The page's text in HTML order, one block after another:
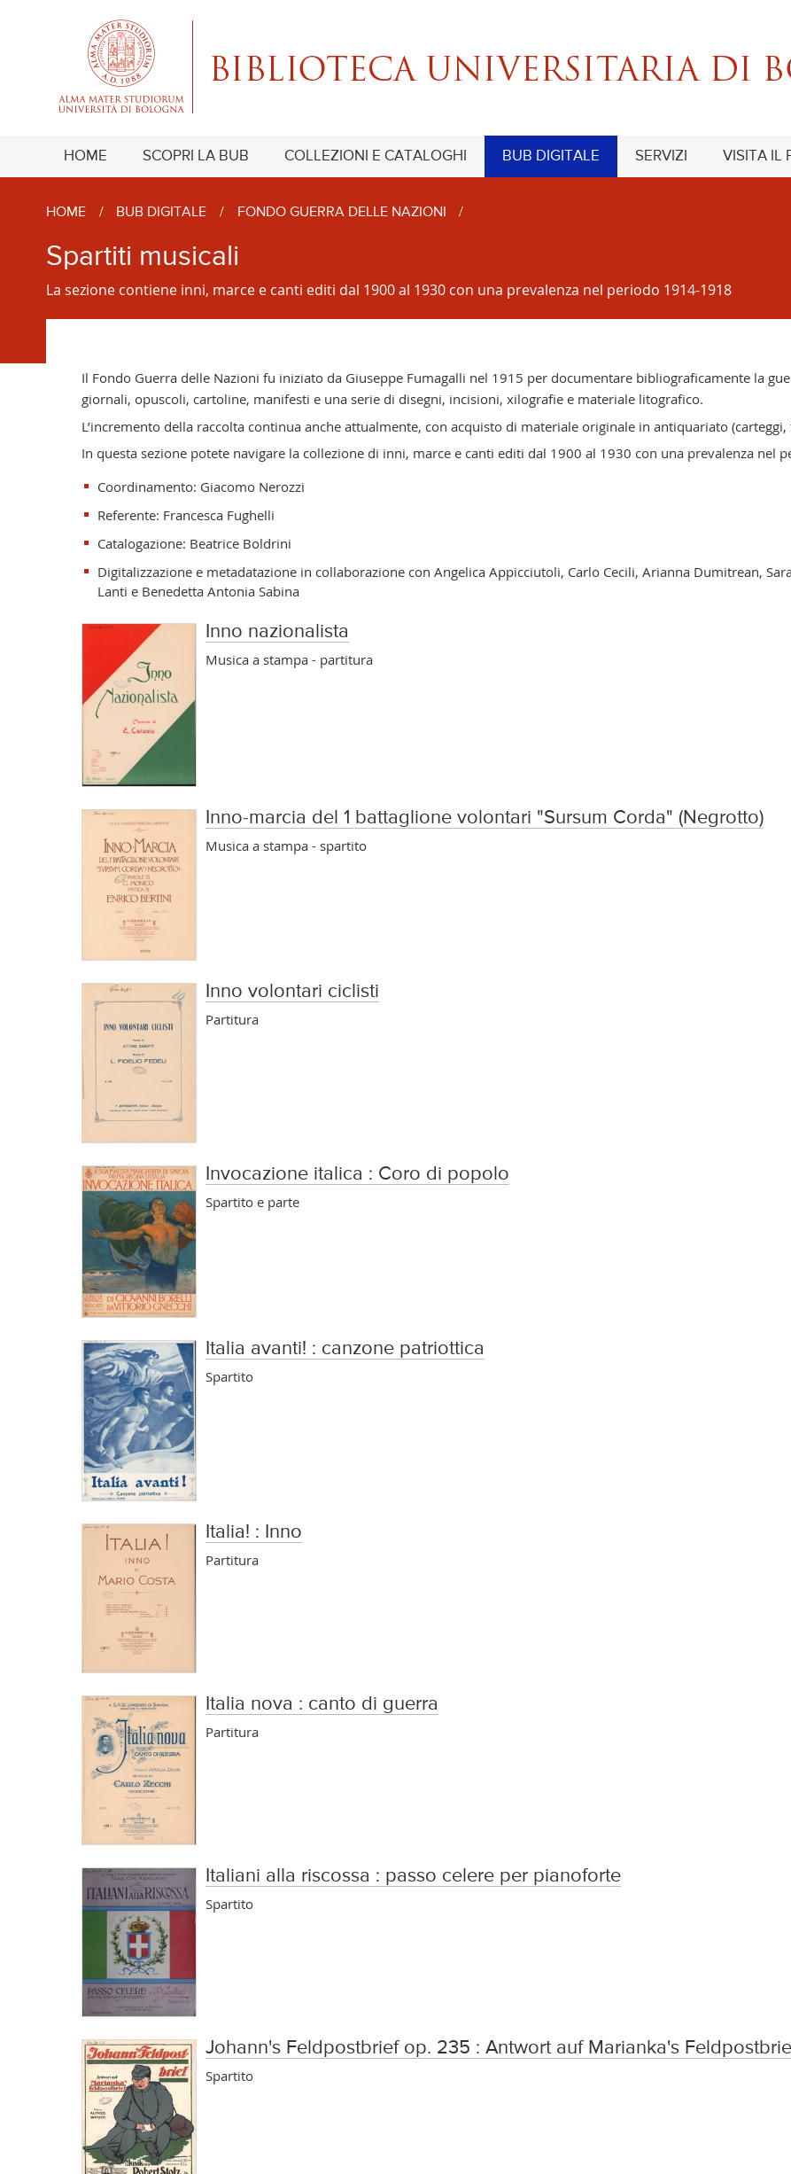
HOME SCOPRI LA BUB COLLEZIONI E CATALOGHI BUB DIGITALE SERVIZI VISITA IL
HOME / BUB DIGITALE / FONDO GUERRA DELLE NAZIONI /
Spartiti musicali
La sezione contiene inni, marce e canti editi dal 1900 al 1930 con una prevalenza nel periodo 1914-1918
Il Fondo Guerra delle Nazioni fu iniziato da Giuseppe Fumagalli nel 1915 per documentare bibliograficamente la
giornali, opuscoli, cartoline, manifesti e una serie di disegni, incisioni, xilografie e materiale litografico.
L’incremento della raccolta continua anche attualmente, con acquisto di materiale originale in antiquariato
In questa sezione potete navigare la collezione di inni, marce e canti editi dal 1900 al 1930 con una prevalenza nel
Coordinamento: Giacomo Nerozzi
Referente: Francesca Fughelli
Catalogazione: Beatrice Boldrini
Digitalizzazione e metadatazione in collaborazione con Angelica Appicciutoli, Carlo Cecili, Arianna Dumitrean,
Lanti e Benedetta Antonia Sabina
Inno nazionalista
Musica a stampa - partitura
Inno-marcia del 1 battaglione volontari "Sursum Corda" (Negrotto)
Musica a stampa - spartito
Inno volontari ciclisti
Partitura
Invocazione italica : Coro di popolo
Spartito e parte
Italia avanti! : canzone patriottica
Spartito
Italia! : Inno
Partitura
Italia nova : canto di guerra
Partitura
Italiani alla riscossa : passo celere per pianoforte
Spartito
Johann's Feldpostbrief op. 235 : Antwort auf Marianka's
Spartito